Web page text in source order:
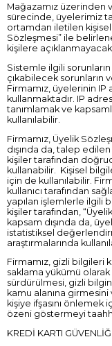
Mağazamız
sürecinde, üyelerimiz
ortamdan iletilen kişisel
Sözleşmesi” ile
kişilere
Sistemle ilgili
çıkabilecek sorunların
Firmamız, üyelerinin
kullanmaktadır. IP
tanımlamak ve
kullanılabilir.
Firmamız, Üyelik
dışında da, talep
kişiler tarafından
kullanabilir. Kişisel
için de kullanılabilir.
kullanıcı tarafından
yapılan işlemlerle ilgili
kişiler tarafından,
kapsam dışında da,
istatistiksel
araştırmalarında
Firmamız, gizli bilgileri
saklama yükümü
sürdürülmesi, gizli
kamu alanına girmesini
kişiye ifşasını
özeni göstermeyi
KREDİ KARTI